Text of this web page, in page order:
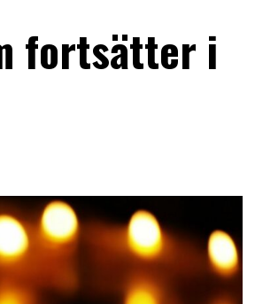
fortsätter i